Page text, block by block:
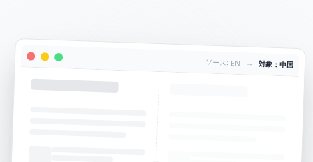
ソース: EN → 対象：中国